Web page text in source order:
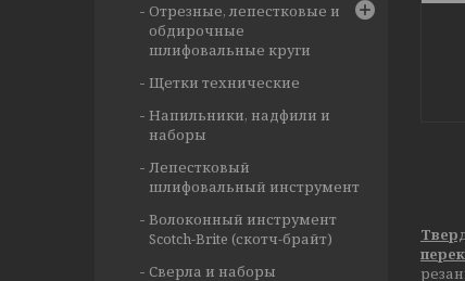
Отрезные, лепестковые и
обдирочные
шлифовальные круги
Щетки технические
Напильники, надфили и
наборы
Лепестковый
шлифовальный инструмент
Волоконный инструмент
Scotch-Brite (скотч-брайт)
Сверла и наборы